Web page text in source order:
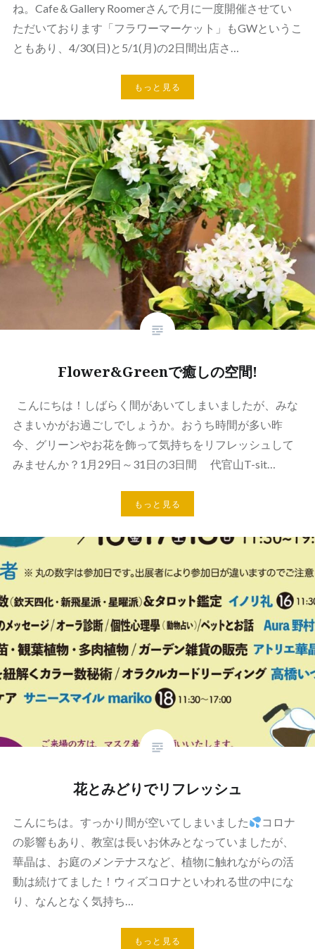
ね。Cafe＆Gallery Roomerさんで月に一度開催させてい
ただいております「フラワーマーケット」もGWというこ
ともあり、4/30(日)と5/1(月)の2日間出店さ…
もっと見る
Flower&Greenで癒しの空間!
こんにちは！しばらく間があいてしまいましたが、みな
さまいかがお過ごしでしょうか。おうち時間が多い昨
今、グリーンやお花を飾って気持ちをリフレッシュして
みませんか？1月29日～31日の3日間 代官山T-sit…
もっと見る
花とみどりでリフレッシュ
こんにちは。すっかり間が空いてしまいました
コロナ
の影響もあり、教室は長いお休みとなっていましたが、
華晶は、お庭のメンテナスなど、植物に触れながらの活
動は続けてました！ウィズコロナといわれる世の中にな
り、なんとなく気持ち…
もっと見る